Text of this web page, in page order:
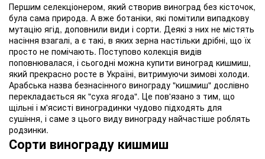
Першим селекціонером, який створив виноград без кісточок,
була сама природа. А вже ботаніки, які помітили випадкову
мутацію ягід, доповнили види і сорти. Деякі з них не містять
насіння взагалі, а є такі, в яких зерна настільки дрібні, що їх
просто не помічають. Поступово колекція видів
поповнювалася, і сьогодні можна купити виноград кишмиш,
який прекрасно росте в Україні, витримуючи зимові холоди.
Арабська назва безнасінного винограду "кишмиш" дослівно
перекладається як "суха ягода". Це пов'язано з тим, що
щільні і м'ясисті виноградинки чудово підходять для
сушіння, і саме з цього виду винограду найчастіше роблять
родзинки.
Сорти винограду кишмиш